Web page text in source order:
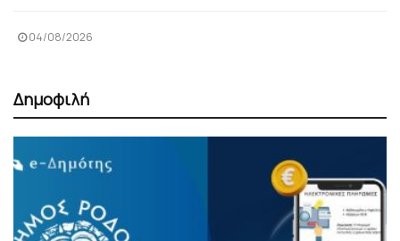
04/08/2026
Δημοφιλή